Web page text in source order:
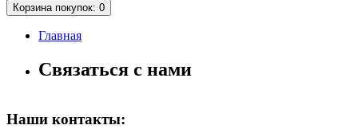
Корзина покупок: 0
Главная
Связаться с нами
Наши контакты: